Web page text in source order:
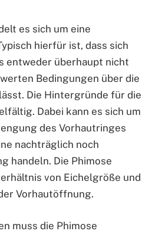
es sich um eine
hierfür ist, dass sich
entweder überhaupt nicht
Bedingungen über die
Die Hintergründe für die
Dabei kann es sich um
des Vorhautringes
nachträglich noch
handeln. Die Phimose
von Eichelgröße und
Vorhautöffnung.
muss die Phimose